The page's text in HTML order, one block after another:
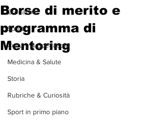
Cronache
Sport
Cultura & Spettacolo
Medicina & Salute
Storia
Rubriche & Curiosità
Sport in primo piano
Borse di merito e
programma di
Mentoring